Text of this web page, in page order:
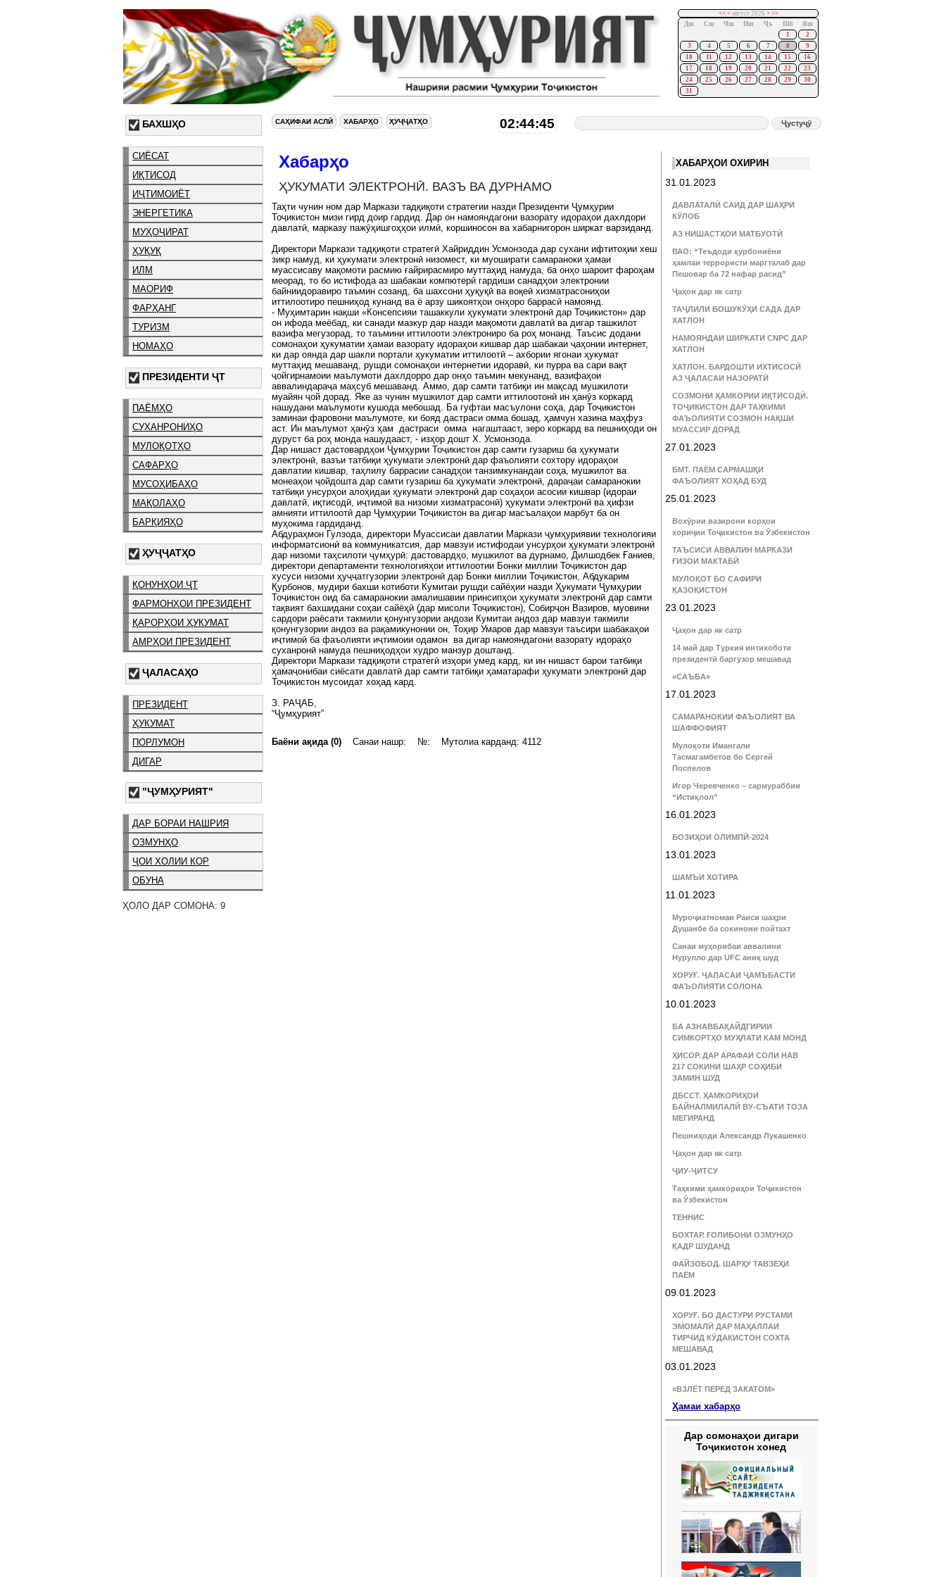
<< <август 2026 > >>
Дш
Сш Чш Пш Ҷъ Шб
Яш
1
2
3
4 5 6 7 8
9
10
11 12 13 14 15
16
17
18 19 20 21 22
23
24
25 26 27 28 29
30
31
БАХШҲО
СИЁСАТ
ИҚТИСОД
ИҶТИМОИЁТ
ЭНЕРГЕТИКА
МУҲОҶИРАТ
ҲУҚУҚ
ИЛМ
МАОРИФ
ФАРҲАНГ
ТУРИЗМ
НОМАҲО
ПРЕЗИДЕНТИ ҶТ
ПАЁМҲО
СУХАНРОНИҲО
МУЛОҚОТҲО
САФАРҲО
МУСОҲИБАҲО
МАҚОЛАҲО
БАРҚИЯҲО
ҲУҶҶАТҲО
ҚОНУНҲОИ ҶТ
ФАРМОНҲОИ ПРЕЗИДЕНТ
ҚАРОРҲОИ ҲУКУМАТ
АМРҲОИ ПРЕЗИДЕНТ
ҶАЛАСАҲО
ПРЕЗИДЕНТ
ҲУКУМАТ
ПОРЛУМОН
ДИГАР
"ҶУМҲУРИЯТ"
ДАР БОРАИ НАШРИЯ
ОЗМУНҲО
ҶОИ ХОЛИИ КОР
ОБУНА
ҲОЛО ДАР СОМОНА: 9
САҲИФАИ АСЛӢ ХАБАРҲО ҲУҶҶАТҲО 02:44:46
Хабарҳо
ҲУКУМАТИ ЭЛЕКТРОНӢ. ВАЗЪ ВА ДУРНАМО
Таҳти чунин ном дар Маркази тадқиқоти стратегии назди Президенти Ҷумҳурии
Тоҷикистон мизи гирд доир гардид. Дар он намояндагони вазорату идораҳои дахлдори
давлатӣ, марказу пажӯҳишгоҳҳои илмӣ, коршиносон ва хабарнигорон ширкат варзиданд.
Директори Маркази тадқиқоти стратегӣ Хайриддин Усмонзода дар сухани ифтитоҳии хеш
зикр намуд, ки ҳукумати электронӣ низомест, ки муоширати самараноки ҳамаи
муассисаву мақомоти расмию ғайрирасмиро муттаҳид намуда, ба онҳо шароит фароҳам
меорад, то бо истифода аз шабакаи компютерӣ гардиши санадҳои электронии
байниидоравиро таъмин созанд, ба шахсони ҳуқуқӣ ва воқеӣ хизматрасониҳои
иттилоотиро пешниҳод кунанд ва ё арзу шикоятҳои онҳоро баррасӣ намоянд.
- Муҳимтарин нақши «Консепсияи ташаккули ҳукумати электронӣ дар Тоҷикистон» дар
он ифода меёбад, ки санади мазкур дар назди мақомоти давлатӣ ва дигар ташкилот
вазифа мегузорад, то таъмини иттилооти электрониро ба роҳ монанд. Таъсис додани
сомонаҳои ҳукуматии ҳамаи вазорату идораҳои кишвар дар шабакаи ҷаҳонии интернет,
ки дар оянда дар шакли портали ҳукуматии иттилоотӣ – ахбории ягонаи ҳукумат
муттаҳид мешаванд, рушди сомонаҳои интернетии идоравӣ, ки пурра ва сари вақт
ҷойгирнамоии маълумоти дахлдорро дар онҳо таъмин мекунанд, вазифаҳои
аввалиндараҷа маҳсуб мешаванд. Аммо, дар самти татбиқи ин мақсад мушкилоти
муайян ҷой дорад. Яке аз чунин мушкилот дар самти иттилоотонӣ ин ҳанӯз коркард
нашудани маълумоти кушода мебошад. Ба гуфтаи масъулони соҳа, дар Тоҷикистон
заминаи фаровони маълумоте, ки бояд дастраси омма бошад, ҳамчун хазина маҳфуз
аст. Ин маълумот ҳанӯз ҳам дастраси омма нагаштааст, зеро коркард ва пешниҳоди он
дуруст ба роҳ монда нашудааст, - изҳор дошт Х. Усмонзода.
Дар нишаст дастовардҳои Ҷумҳурии Тоҷикистон дар самти гузариш ба ҳукумати
электронӣ, вазъи татбиқи ҳукумати электронӣ дар фаъолияти сохтору идораҳои
давлатии кишвар, таҳлилу баррасии санадҳои танзимкунандаи соҳа, мушкилот ва
монеаҳои ҷойдошта дар самти гузариш ба ҳукумати электронӣ, дараҷаи самаранокии
татбиқи унсурҳои алоҳидаи ҳукумати электронӣ дар соҳаҳои асосии кишвар (идораи
давлатӣ, иқтисодӣ, иҷтимоӣ ва низоми хизматрасонӣ) ҳукумати электронӣ ва ҳифзи
амнияти иттилоотӣ дар Ҷумҳурии Тоҷикистон ва дигар масъалаҳои марбут ба он
муҳокима гардиданд.
Абдураҳмон Гулзода, директори Муассисаи давлатии Маркази ҷумҳуриявии технологияи
информатсионӣ ва коммуникатсия, дар мавзуи истифодаи унсурҳои ҳукумати электронӣ
дар низоми таҳсилоти ҷумҳурӣ: дастовардҳо, мушкилот ва дурнамо, Дилшодбек Ғаниев,
директори департаменти технологияҳои иттилоотии Бонки миллии Тоҷикистон дар
хусуси низоми ҳуҷҷатгузории электронӣ дар Бонки миллии Тоҷикистон, Абдукарим
Қурбонов, мудири бахши котиботи Кумитаи рушди сайёҳии назди Ҳукумати Ҷумҳурии
Тоҷикистон оид ба самаранокии амалишавии принсипҳои ҳукумати электронӣ дар самти
тақвият бахшидани соҳаи сайёҳӣ (дар мисоли Тоҷикистон), Собирҷон Вазиров, муовини
сардори раёсати такмили қонунгузории андози Кумитаи андоз дар мавзуи такмили
қонунгузории андоз ва рақамикунонии он, Тоҳир Умаров дар мавзуи таъсири шабакаҳои
иҷтимоӣ ба фаъолияти иҷтимоии одамон ва дигар намояндагони вазорату идораҳо
суханронӣ намуда пешниҳодҳои худро манзур доштанд.
Директори Маркази тадқиқоти стратегӣ изҳори умед кард, ки ин нишаст барои татбиқи
ҳамаҷонибаи сиёсати давлатӣ дар самти татбиқи ҳаматарафи ҳукумати электронӣ дар
Тоҷикистон мусоидат хоҳад кард.
З. РАҶАБ,
“Ҷумҳурият”
Баёни ақида (0) Санаи нашр: №: Мутолиа карданд: 4112
ХАБАРҲОИ ОХИРИН
31.01.2023
ДАВЛАТАЛӢ САИД ДАР ШАҲРИ
КӮЛОБ
АЗ НИШАСТҲОИ МАТБУОТӢ
ВАО: “Теъдоди қурбониёни
ҳамлаи террористи маргталаб дар
Пешовар ба 72 нафар расид”
Ҷаҳон дар як сатр
ТАҶЛИЛИ БОШУКӮҲИ САДА ДАР
ХАТЛОН
НАМОЯНДАИ ШИРКАТИ CNPC ДАР
ХАТЛОН
ХАТЛОН. БАРДОШТИ ИХТИСОСӢ
АЗ ҶАЛАСАИ НАЗОРАТӢ
СОЗМОНИ ҲАМКОРИИ ИҚТИСОДӢ.
ТОҶИКИСТОН ДАР ТАҲКИМИ
ФАЪОЛИЯТИ СОЗМОН НАҚШИ
МУАССИР ДОРАД
27.01.2023
БМТ. ПАЁМ САРМАШҚИ
ФАЪОЛИЯТ ХОҲАД БУД
25.01.2023
Вохӯрии вазирони корҳои
хориҷии Тоҷикистон ва Ӯзбекистон
ТАЪСИСИ АВВАЛИН МАРКАЗИ
ҒИЗОИ МАКТАБӢ
МУЛОҚОТ БО САФИРИ
ҚАЗОҚИСТОН
23.01.2023
Ҷаҳон дар як сатр
14 май дар Туркия интихоботи
президентӣ баргузор мешавад
«САЪБА»
17.01.2023
САМАРАНОКИИ ФАЪОЛИЯТ ВА
ШАФФОФИЯТ
Мулоқоти Имангали
Тасмагамбетов бо Сергей
Поспелов
Игор Черевченко – сармураббии
“Истиқлол”
16.01.2023
БОЗИҲОИ ОЛИМПӢ-2024
13.01.2023
ШАМЪИ ХОТИРА
11.01.2023
Муроҷиатномаи Раиси шаҳри
Душанбе ба сокинони пойтахт
Санаи муҳорибаи аввалини
Нурулло дар UFC аниқ шуд
ХОРУҒ. ҶАЛАСАИ ҶАМЪБАСТИ
ФАЪОЛИЯТИ СОЛОНА
10.01.2023
БА АЗНАВБАҚАЙДГИРИИ
СИМКОРТҲО МУҲЛАТИ КАМ МОНД
ҲИСОР. ДАР АРАФАИ СОЛИ НАВ
217 СОКИНИ ШАҲР СОҲИБИ
ЗАМИН ШУД
ДБССТ. ҲАМКОРИҲОИ
БАЙНАЛМИЛАЛӢ ВУ-СЪАТИ ТОЗА
МЕГИРАНД
Пешниҳоди Александр Лукашенко
Ҷаҳон дар як сатр
ҶИУ-ҶИТСУ
Таҳкими ҳамкориҳои Тоҷикистон
ва Ӯзбекистон
ТЕННИС
БОХТАР. ҒОЛИБОНИ ОЗМУНҲО
ҚАДР ШУДАНД
ФАЙЗОБОД. ШАРҲУ ТАВЗЕҲИ
ПАЁМ
09.01.2023
ХОРУҒ. БО ДАСТУРИ РУСТАМИ
ЭМОМАЛӢ ДАР МАҲАЛЛАИ
ТИРЧИД КӮДАКИСТОН СОХТА
МЕШАВАД
03.01.2023
«ВЗЛЁТ ПЕРЕД ЗАКАТОМ»
Ҳамаи хабарҳо
Дар сомонаҳои дигари
Тоҷикистон хонед